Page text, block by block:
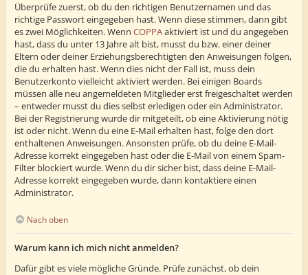
Überprüfe zuerst, ob du den richtigen Benutzernamen und das
richtige Passwort eingegeben hast. Wenn diese stimmen, dann gibt
es zwei Möglichkeiten. Wenn COPPAaktiviert ist und du angegeben
hast, dass du unter 13 Jahre alt bist, musst du bzw. einer deiner
Eltern oder deiner Erziehungsberechtigten den Anweisungen folgen,
die du erhalten hast. Wenn dies nicht der Fall ist, muss dein
Benutzerkonto vielleicht aktiviert werden. Bei einigen Boards
müssen alle neu angemeldeten Mitglieder erst freigeschaltet werden
– entweder musst du dies selbst erledigen oder ein Administrator.
Bei der Registrierung wurde dir mitgeteilt, ob eine Aktivierung nötig
ist oder nicht. Wenn du eine E-Mail erhalten hast, folge den dort
enthaltenen Anweisungen. Ansonsten prüfe, ob du deine E-Mail-
Adresse korrekt eingegeben hast oder die E-Mail von einem Spam-
Filter blockiert wurde. Wenn du dir sicher bist, dass deine E-Mail-
Adresse korrekt eingegeben wurde, dann kontaktiere einen
Administrator.
Nach oben
Warum kann ich mich nicht anmelden?
Dafür gibt es viele mögliche Gründe. Prüfe zunächst, ob dein